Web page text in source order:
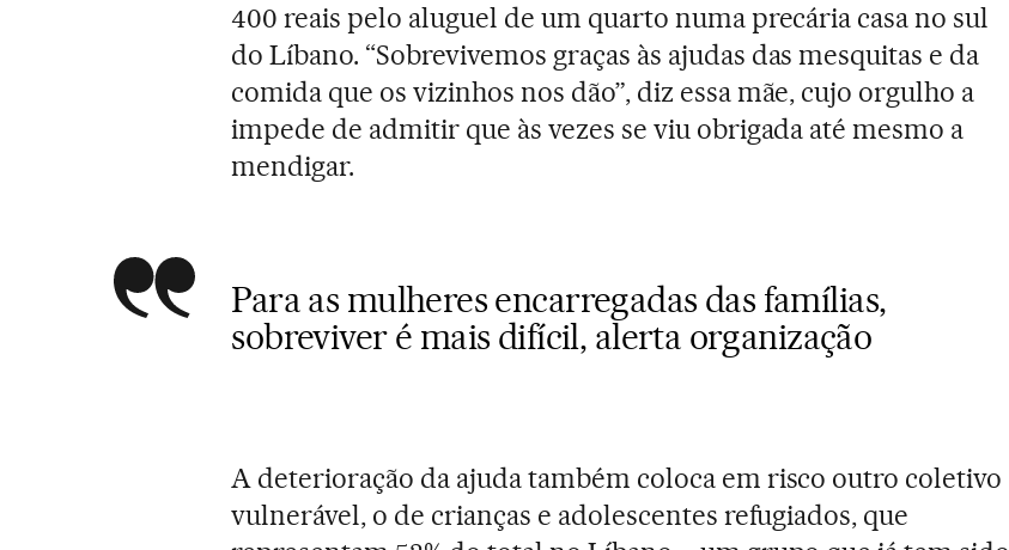
400 reais pelo aluguel de um quarto numa precária casa no sul
do Líbano. “Sobrevivemos graças às ajudas das mesquitas e da
comida que os vizinhos nos dão”, diz essa mãe, cujo orgulho a
impede de admitir que às vezes se viu obrigada até mesmo a
mendigar.
Para as mulheres encarregadas das famílias,
sobreviver é mais difícil, alerta organização
A deterioração da ajuda também coloca em risco outro coletivo
vulnerável, o de crianças e adolescentes refugiados, que